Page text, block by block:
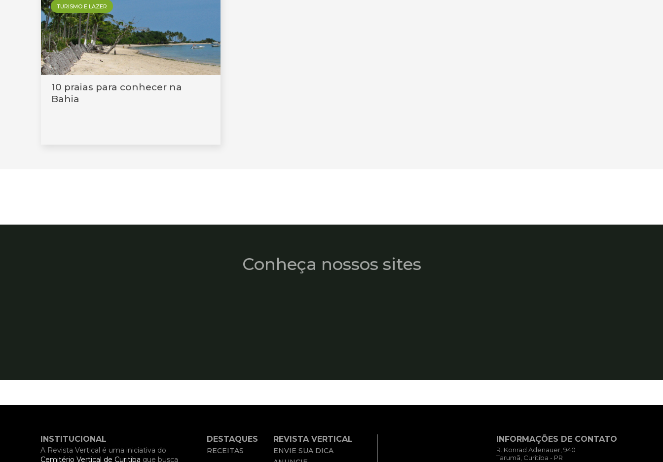
TURISMO E LAZER
10 praias para conhecer na
Bahia
Conheça nossos sites
INSTITUCIONAL
A Revista Vertical é uma iniciativa do
Cemitério Vertical de Curitiba que busca
DESTAQUES
RECEITAS
REVISTA VERTICAL
ENVIE SUA DICA
INFORMAÇÕES DE CONTATO
R. Konrad Adenauer, 940
Tarumã, Curitiba - PR